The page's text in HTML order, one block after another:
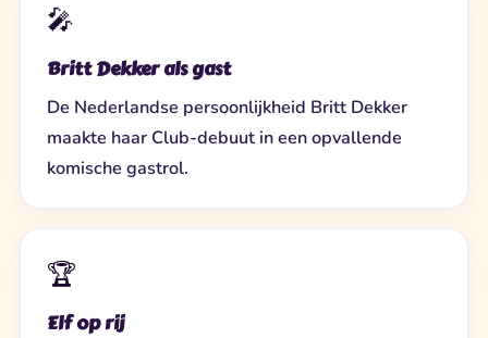
🎤
Britt Dekker als gast
De Nederlandse persoonlijkheid Britt Dekker
maakte haar Club-debuut in een opvallende
komische gastrol.
🏆
Elf op rij